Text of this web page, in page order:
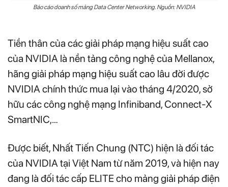
Báo cáo doanh số mảng Data Center Networking. Nguồn: NVIDIA
Tiền thân của các giải pháp mạng hiệu suất cao
của NVIDIA là nền tảng công nghệ của Mellanox,
hãng giải pháp mạng hiệu suất cao lâu đời được
NVIDIA chính thức mua lại vào tháng 4/2020, sở
hữu các công nghệ mạng Infiniband, Connect-X
SmartNIC,…
Được biết, Nhất Tiến Chung (NTC) hiện là đối tác
của NVIDIA tại Việt Nam từ năm 2019, và hiện nay
đang là đối tác cấp ELITE cho mảng giải pháp điện